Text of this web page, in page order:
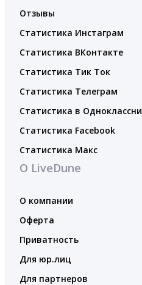
Отзывы
Статистика Инстаграм
Статистика ВКонтакте
Статистика Тик Ток
Статистика Телеграм
Статистика в
Статистика Facebook
Статистика Макс
О LiveDune
О компании
Оферта
Приватность
Для юр.лиц
Для партнеров